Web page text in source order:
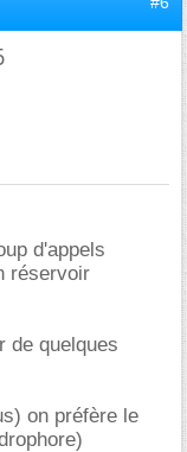
d'appels
réservoir
de quelques
on préfère le